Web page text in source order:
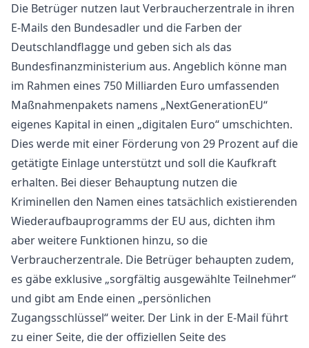
Die Betrüger nutzen laut Verbraucherzentrale in ihren
E-Mails den Bundesadler und die Farben der
Deutschlandflagge und geben sich als das
Bundesfinanzministerium aus. Angeblich könne man
im Rahmen eines 750 Milliarden Euro umfassenden
Maßnahmenpakets namens „NextGenerationEU“
eigenes Kapital in einen „digitalen Euro“ umschichten.
Dies werde mit einer Förderung von 29 Prozent auf die
getätigte Einlage unterstützt und soll die Kaufkraft
erhalten. Bei dieser Behauptung nutzen die
Kriminellen den Namen eines tatsächlich existierenden
Wiederaufbauprogramms der EU aus, dichten ihm
aber weitere Funktionen hinzu, so die
Verbraucherzentrale. Die Betrüger behaupten zudem,
es gäbe exklusive „sorgfältig ausgewählte Teilnehmer“
und gibt am Ende einen „persönlichen
Zugangsschlüssel“ weiter. Der Link in der E-Mail führt
zu einer Seite, die der offiziellen Seite des